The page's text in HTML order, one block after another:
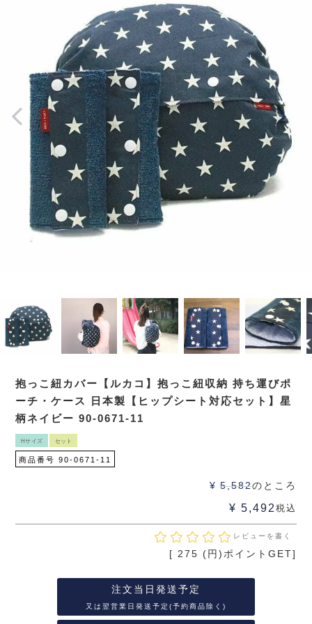
抱っこ紐カバー【ルカコ】抱っこ紐収納 持ち運びポ
ーチ・ケース 日本製【ヒップシート対応セット】星
柄ネイビー 90-0671-11
Hサイズ セット
商品番号 90-0671-11
¥ 5,582のところ
¥ 5,492 税込
レビューを書く
[ 275 (円)ポイントGET]
注文当日発送予定
又は翌営業日発送予定(予約商品除く)